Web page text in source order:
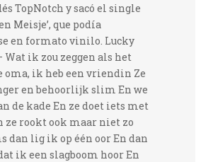
TopNotch y sacó el single
Meisje’, que podía
en formato vinilo. Lucky
Wat ik zou zeggen als het
oma, ik heb een vriendin Ze
en behoorlijk slim En we
de kade En ze doet iets met
ze rookt ook maar niet zo
dan lig ik op één oor En dan
ik een slagboom hoor En